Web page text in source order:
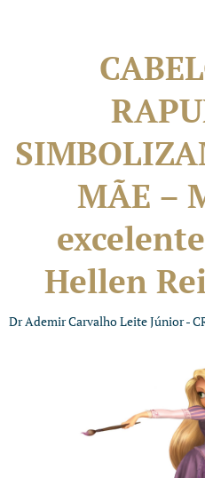
MÃE –
Hellen
Dr Ademir Carvalho Leite Júnior -